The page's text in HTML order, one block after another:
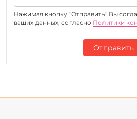
Нажимая кнопку "Отправить" Вы
ваших данных, согласно Политики
Отправить